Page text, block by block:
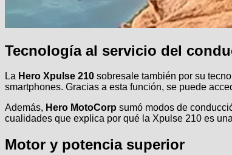
Tecnología al servicio del
La Hero Xpulse 210 sobresale también por su
smartphones. Gracias a esta función, se puede
Además, Hero MotoCorp sumó modos de
cualidades que explica por qué la Xpulse 210 es
Motor y potencia superior